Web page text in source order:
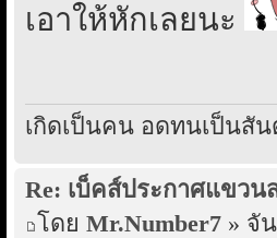
เอาให้หักเลยนะ
เกิดเป็นคน อดทนเป็นสั
Re: เบ็คส์ประกาศแขว
โดย Mr.Number7 » จั